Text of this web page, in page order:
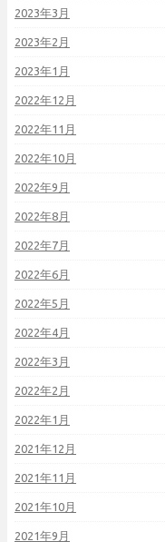
2023年3月
2023年2月
2023年1月
2022年12月
2022年11月
2022年10月
2022年9月
2022年8月
2022年7月
2022年6月
2022年5月
2022年4月
2022年3月
2022年2月
2022年1月
2021年12月
2021年11月
2021年10月
2021年9月